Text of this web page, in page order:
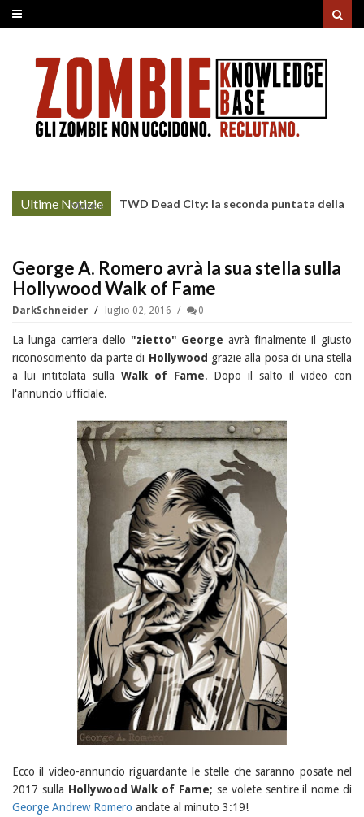
Ultime Notizie
More »
TWD Dead City: la seconda puntata della
George A. Romero avrà la sua stella sulla
Hollywood Walk of Fame
DarkSchneider luglio 02, 2016 0
La lunga carriera dello "zietto" George avrà finalmente il giusto
riconoscimento da parte di Hollywood grazie alla posa di una stella
a lui intitolata sulla Walk of Fame. Dopo il salto il video con
l'annuncio ufficiale.
Ecco il video-annuncio riguardante le stelle che saranno posate nel
2017 sulla Hollywood Walk of Fame; se volete sentire il nome di
George Andrew Romero andate al minuto 3:19!